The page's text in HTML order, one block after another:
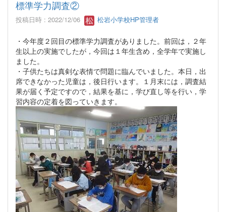
標準学力調査②
投稿日時 : 2022/12/06 松岩小学校HP管理者
・今年度２回目の標準学力調査がありました。前回は，２年
生以上の実施でしたが，今回は１年生含め，全学年で実施し
ました。
・子供たちは真剣な表情で問題に臨んでいました。本日，出
席できなかった児童は，後日行います。１月末には，調査結
果が届く予定ですので，結果を基に，学び直し等を行い，学
習内容の定着を図っていきます。